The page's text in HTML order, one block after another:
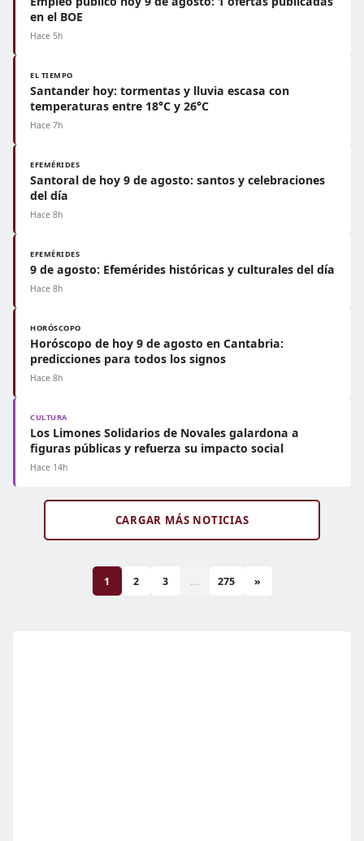
en el BOE
Hace 5h
EL TIEMPO
Santander hoy: tormentas y lluvia escasa con
temperaturas entre 18°C y 26°C
Hace 7h
EFEMÉRIDES
Santoral de hoy 9 de agosto: santos y celebraciones
del día
Hace 8h
EFEMÉRIDES
9 de agosto: Efemérides históricas y culturales del día
Hace 8h
HORÓSCOPO
Horóscopo de hoy 9 de agosto en Cantabria:
predicciones para todos los signos
Hace 8h
CULTURA
Los Limones Solidarios de Novales galardona a
figuras públicas y refuerza su impacto social
Hace 14h
CARGAR MÁS NOTICIAS
1 2 3 ... 275 »